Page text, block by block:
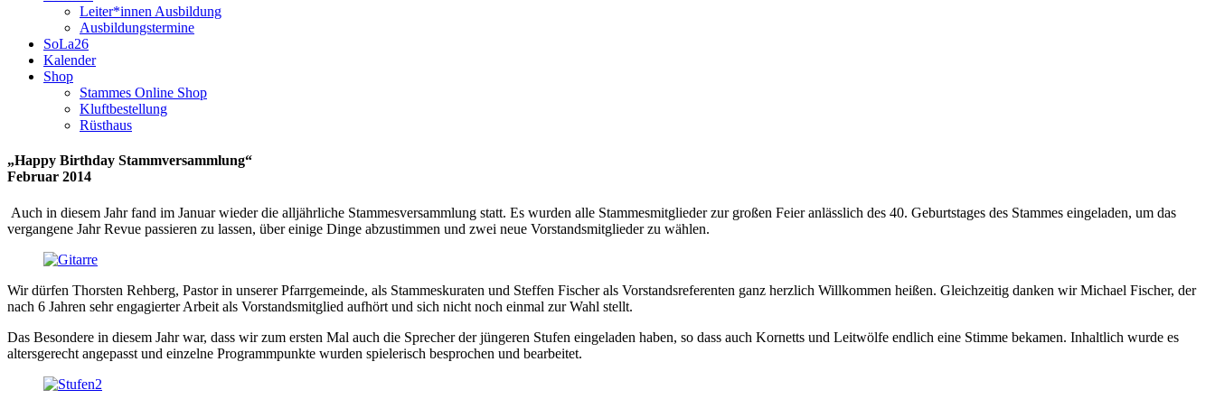
Leiter*innen Ausbildung
Ausbildungstermine
SoLa26
Kalender
Shop
Stammes Online Shop
Kluftbestellung
Rüsthaus
„Happy Birthday Stammversammlung“
Februar 2014
Auch in diesem Jahr fand im Januar wieder die alljährliche Stammesversammlung statt. Es wurden alle Stammesmitglieder zur großen Feier anlässlich des 40. Geburtstages des Stammes eingeladen, um das
vergangene Jahr Revue passieren zu lassen, über einige Dinge abzustimmen und zwei neue Vorstandsmitglieder zu wählen.
Wir dürfen Thorsten Rehberg, Pastor in unserer Pfarrgemeinde, als Stammeskuraten und Steffen Fischer als Vorstandsreferenten ganz herzlich Willkommen heißen. Gleichzeitig danken wir Michael Fischer, der
nach 6 Jahren sehr engagierter Arbeit als Vorstandsmitglied aufhört und sich nicht noch einmal zur Wahl stellt.
Das Besondere in diesem Jahr war, dass wir zum ersten Mal auch die Sprecher der jüngeren Stufen eingeladen haben, so dass auch Kornetts und Leitwölfe endlich eine Stimme bekamen. Inhaltlich wurde es
altersgerecht angepasst und einzelne Programmpunkte wurden spielerisch besprochen und bearbeitet.